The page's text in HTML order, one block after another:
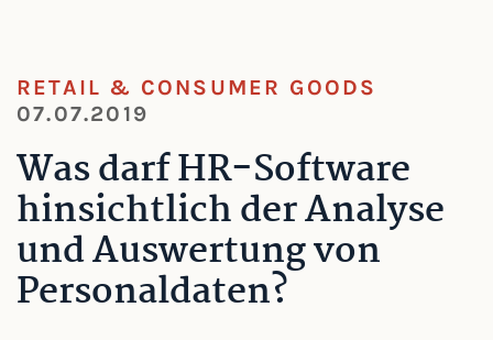
RETAIL & CONSUMER GOODS
07.07.2019
Was darf HR-Software
hinsichtlich der Analyse
und Auswertung von
Personaldaten?